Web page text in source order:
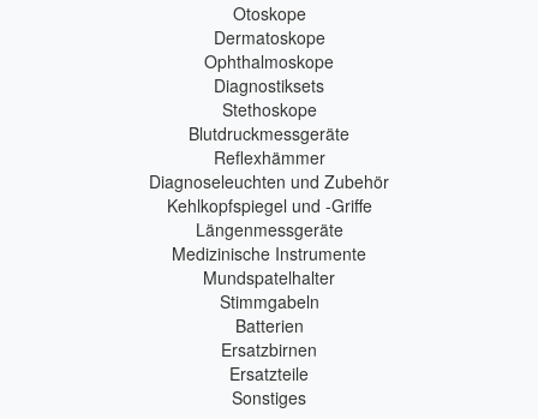
Otoskope
Dermatoskope
Ophthalmoskope
Diagnostiksets
Stethoskope
Blutdruckmessgeräte
Reflexhämmer
Diagnoseleuchten und Zubehör
Kehlkopfspiegel und -Griffe
Längenmessgeräte
Medizinische Instrumente
Mundspatelhalter
Stimmgabeln
Batterien
Ersatzbirnen
Ersatzteile
Sonstiges